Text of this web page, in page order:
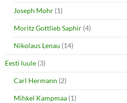
Joseph Mohr (1)
Moritz Gottlieb Saphir (4)
Nikolaus Lenau (14)
Eesti luule (3)
Carl Hermann (2)
Mihkel Kampmaa (1)